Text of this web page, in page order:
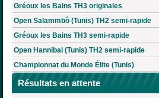
Gréoux les Bains TH3 originales
Open Salammbô (Tunis) TH2 semi-rapide
Gréoux les Bains TH3 semi-rapide
Open Hannibal (Tunis) TH2 semi-rapide
Championnat du Monde Élite (Tunis)
Résultats en attente